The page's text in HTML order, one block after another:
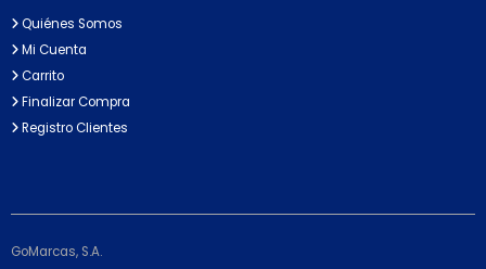
Quiénes Somos
Mi Cuenta
Carrito
Finalizar Compra
Registro Clientes
GoMarcas, S.A.